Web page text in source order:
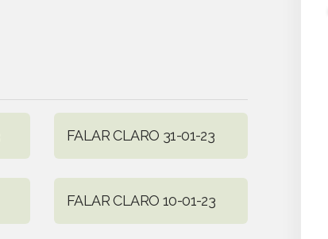
FALAR CLARO 31-01-23
FALAR CLARO 10-01-23